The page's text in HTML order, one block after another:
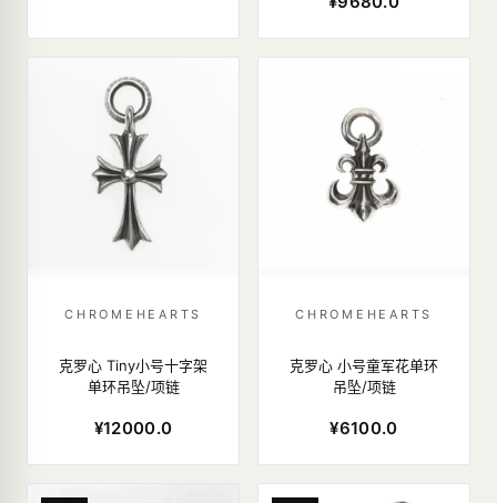
CHROMEHEARTS
克罗心 Tiny小号十字架
单环吊坠/项链
¥12000.0
CHROMEHEARTS
克罗心 小号童军花单环
吊坠/项链
¥6100.0